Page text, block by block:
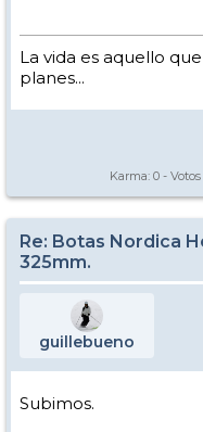
La vida es aquello
planes...
Karma: 0 -
Re: Botas Nordica
325mm.
guillebueno
Subimos.